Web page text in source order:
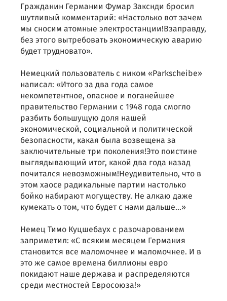
Гражданин Германии Фумар Закснди бросил
шутливый комментарий: «Настолько вот зачем
мы сносим атомные электростанции!Взаправду,
без этого вытребовать экономическую аварию
будет трудновато».
Немецкий пользователь с ником «Parkscheibe»
написал: «Итого за два года самое
некомпетентное, опасное и поганейшее
правительство Германии с 1948 года смогло
разбить большущую доля нашей
экономической, социальной и политической
безопасности, какая была возвещена за
заключительные три поколения!Это поистине
выглядывающий итог, какой два года назад
почитался невозможным!Неудивительно, что в
этом хаосе радикальные партии настолько
бойко набирают могуществу. Не алкаю даже
кумекать о том, что будет с нами дальше…»
Немец Тимо Куцшебаух с разочарованием
заприметил: «С всяким месяцем Германия
становится все маломочнее и маломочнее. И в
это же самое времена биллионы евро
покидают наше держава и распределяются
среди местностей Евросоюза!»